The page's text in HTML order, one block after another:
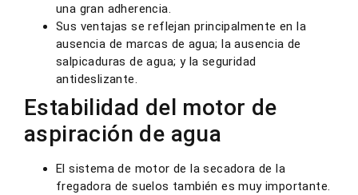
una gran adherencia.
Sus ventajas se reflejan principalmente en la
ausencia de marcas de agua; la ausencia de
salpicaduras de agua; y la seguridad
antideslizante.
Estabilidad del motor de
aspiración de agua
El sistema de motor de la secadora de la
fregadora de suelos también es muy importante.